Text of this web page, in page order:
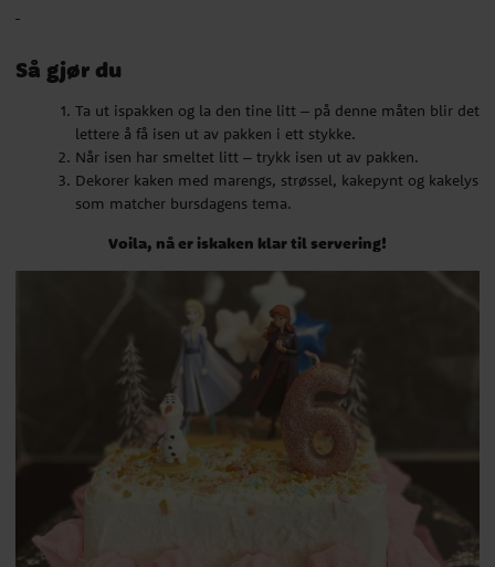
Så gjør du
Ta ut ispakken og la den tine litt – på denne måten blir det
lettere å få isen ut av pakken i ett stykke.
Når isen har smeltet litt – trykk isen ut av pakken.
Dekorer kaken med marengs, strøssel, kakepynt og kakelys
som matcher bursdagens tema.
Voila, nå er iskaken klar til servering!